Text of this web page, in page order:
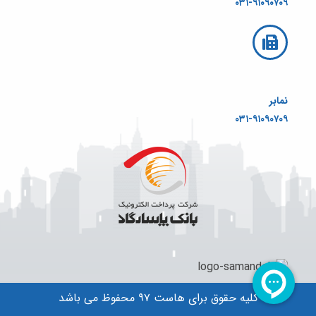
نمابر
۰۳۱-۹۱۰۹۰۷۰۹
کلیه حقوق برای هاست ۹۷ محفوظ می باشد